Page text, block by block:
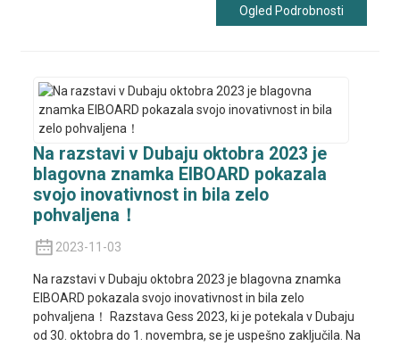
Ogled Podrobnosti
Na razstavi v Dubaju oktobra 2023 je
blagovna znamka EIBOARD pokazala
svojo inovativnost in bila zelo
pohvaljena！
2023-11-03
Na razstavi v Dubaju oktobra 2023 je blagovna znamka
EIBOARD pokazala svojo inovativnost in bila zelo
pohvaljena！ Razstava Gess 2023, ki je potekala v Dubaju
od 30. oktobra do 1. novembra, se je uspešno zaključila. Na